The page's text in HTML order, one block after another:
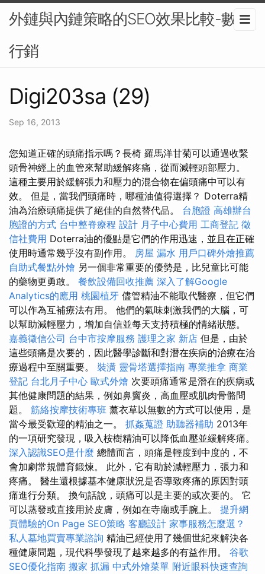
外鏈與內鏈策略的SEO效果比較-數位
行銷
Digi203sa (29)
Sep 16, 2013
您知道正確的頭痛指示嗎？長椅 羅馬洋甘菊可以通過收緊
頭骨神經上的血管來幫助緩解疼痛，從而減輕頭部壓力。
這種主要用於緩解張力和壓力的混合物在偏頭痛中可以有
效。 但是，當我們頭痛時，哪種油值得選擇？ Doterra精
油為治療頭痛提供了絕佳的自然替代品。 台胞證 高雄辦台
胞證的方式 台中整脊療程 設計 月子中心費用 工商登記 徵
信社費用 Doterra油的優點是它們的作用迅速，並且在正確
使用時通常幾乎沒有副作用。 房屋 漏水 用戶口碑外燴推薦
自助式餐點外燴 另一個非常重要的優勢是，比兒童比可能
的藥物更勇敢。 餐飲設備回收推薦 深入了解Google
Analytics的應用 桃園植牙 儘管精油不能取代醫療，但它們
可以作為互補療法有用。 他們的氣味刺激我們的大腦，可
以幫助減輕壓力，增加自信並每天支持積極的情緒狀態。
嘉義徵信公司 台中市按摩服務 護理之家 新店 但是，由於
這些頭痛是次要的，因此醫學診斷和對潛在疾病的治療在治
療過程中至關重要。 裝潢 靈骨塔選擇指南 專業推拿 商業
登記 台北月子中心 歐式外燴 次要頭痛通常是潛在的疾病或
其他健康問題的結果，例如鼻竇炎，高血壓或肌肉骨骼問
題。 筋絡按摩技術專班 薰衣草以無數的方式可以使用，是
當今最受歡迎的精油之一。 抓姦蒐證 助聽器補助 2013年
的一項研究發現，吸入桉樹精油可以降低血壓並緩解疼痛。
深入認識SEO是什麼 總體而言，頭痛是輕度到中度的，不
會加劇常規體育鍛煉。 此外，它有助於減輕壓力，張力和
疼痛。 醫生還根據基本健康狀況是否導致疼痛的原因對頭
痛進行分類。 換句話說，頭痛可以是主要的或次要的。 它
可以蒸發或直接用於皮膚，例如在寺廟或手腕上。 提升網
頁體驗的On Page SEO策略 客廳設計 家事服務怎麼選？
私人墓地買賣專業諮詢 精油已經使用了幾個世紀來解決各
種健康問題，現代科學發現了越來越多的有益作用。 谷歌
SEO優化指南 搬家 抓漏 中式外燴菜單 附近眼科快速查詢